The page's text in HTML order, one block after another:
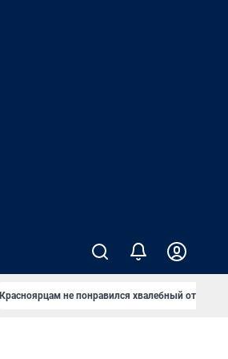
Красноярцам не понравился хвалебный отзыв о